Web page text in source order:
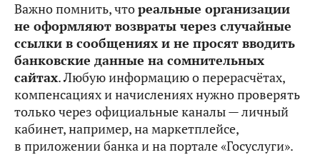
Важно помнить, чтореальные организации
не оформляют возвраты через случайные
ссылки в сообщениях и не просят вводить
банковские данные на сомнительных
сайтах. Любую информацию о перерасчётах,
компенсациях и начислениях нужно проверять
только через официальные каналы — личный
кабинет, например, на маркетплейсе,
в приложении банка и на портале «Госуслуги».